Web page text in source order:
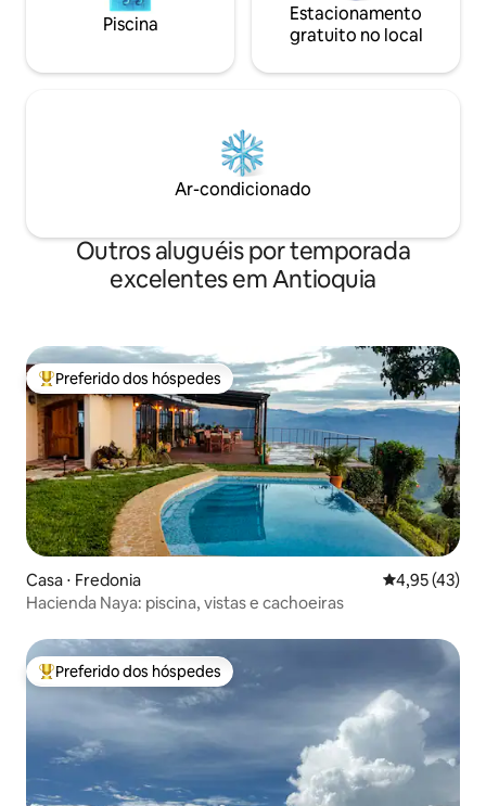
Piscina
Estacionamento
gratuito no local
Ar-condicionado
Outros aluguéis por temporada
excelentes em Antioquia
Entre os melhores preferidos dos hóspedes
Preferido dos hóspedes
Casa ⋅ Fredonia 4,95 de uma
4,95 (43)
Hacienda Naya: piscina, vistas e cachoeiras
Entre os melhores preferidos dos hóspedes
Preferido dos hóspedes